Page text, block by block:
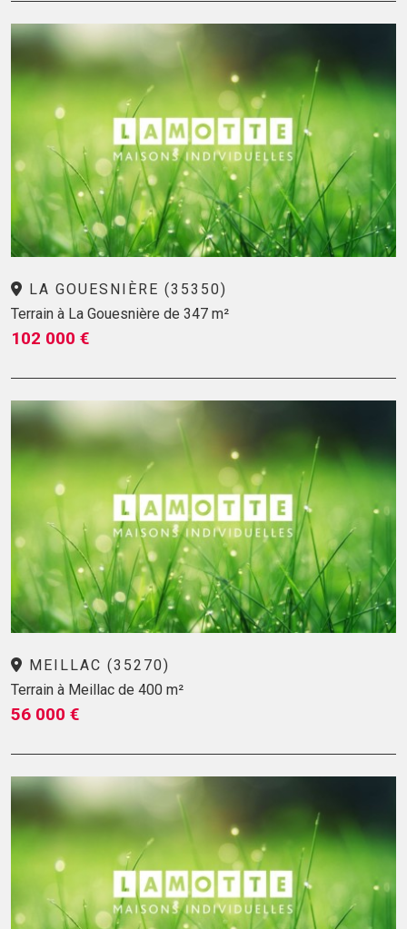
LA GOUESNIÈRE (35350)
Terrain à La Gouesnière de 347 m²
102 000 €
MEILLAC (35270)
Terrain à Meillac de 400 m²
56 000 €